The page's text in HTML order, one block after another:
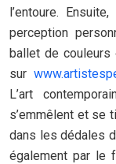
l’entoure.
perception
ballet de couleurs
sur
L’art
s’emmêlent et se
dans les dédales
également par le